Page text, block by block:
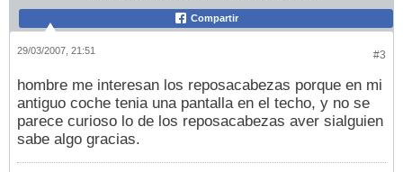
Compartir
#3
29/03/2007, 21:51
hombre me interesan los reposacabezas porque en mi
antiguo coche tenia una pantalla en el techo, y no se
parece curioso lo de los reposacabezas aver sialguien
sabe algo gracias.